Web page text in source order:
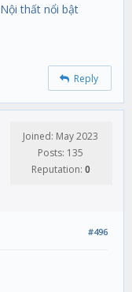
Nội thất nổi bật
Reply
Joined: May 2023
Posts: 135
Reputation: 0
#496